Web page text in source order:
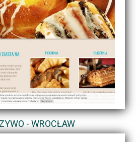
- WROCŁAW